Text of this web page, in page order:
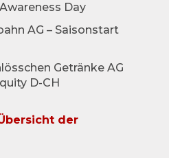
Day
AG – Saisonstart
Getränke AG
D-CH
der